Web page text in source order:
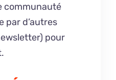
communauté
par d’autres
pour